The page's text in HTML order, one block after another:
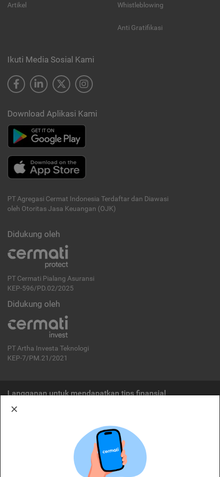
Artikel Whistleblowing
Anti Gratifikasi
Ikuti Media Sosial Kami
Download Aplikasi Kami
PT Agregasi Cermat Indonesia Terdaftar dan Diawasi
oleh Otoritas Jasa Keuangan (OJK)
Didukung oleh
PT Cermati Pialang Asuransi
KEP-596/PD.02/2025
Didukung oleh
PT Artha Investa Teknologi
KEP-7/PM.21/2021
Langganan untuk mendapatkan tips finansial
Cermati merupakan penyelenggara agregasi jasa keuangan yang terdaftar di
OJK. Oleh karena itu, produk dan/atau layanan jasa keuangan yang
ditawarkan bukan merupakan produk dan/atau layanan jasa keuangan yang
diterbitkan oleh Cermati dan Cermati tidak bertanggung jawab atas tuntutan